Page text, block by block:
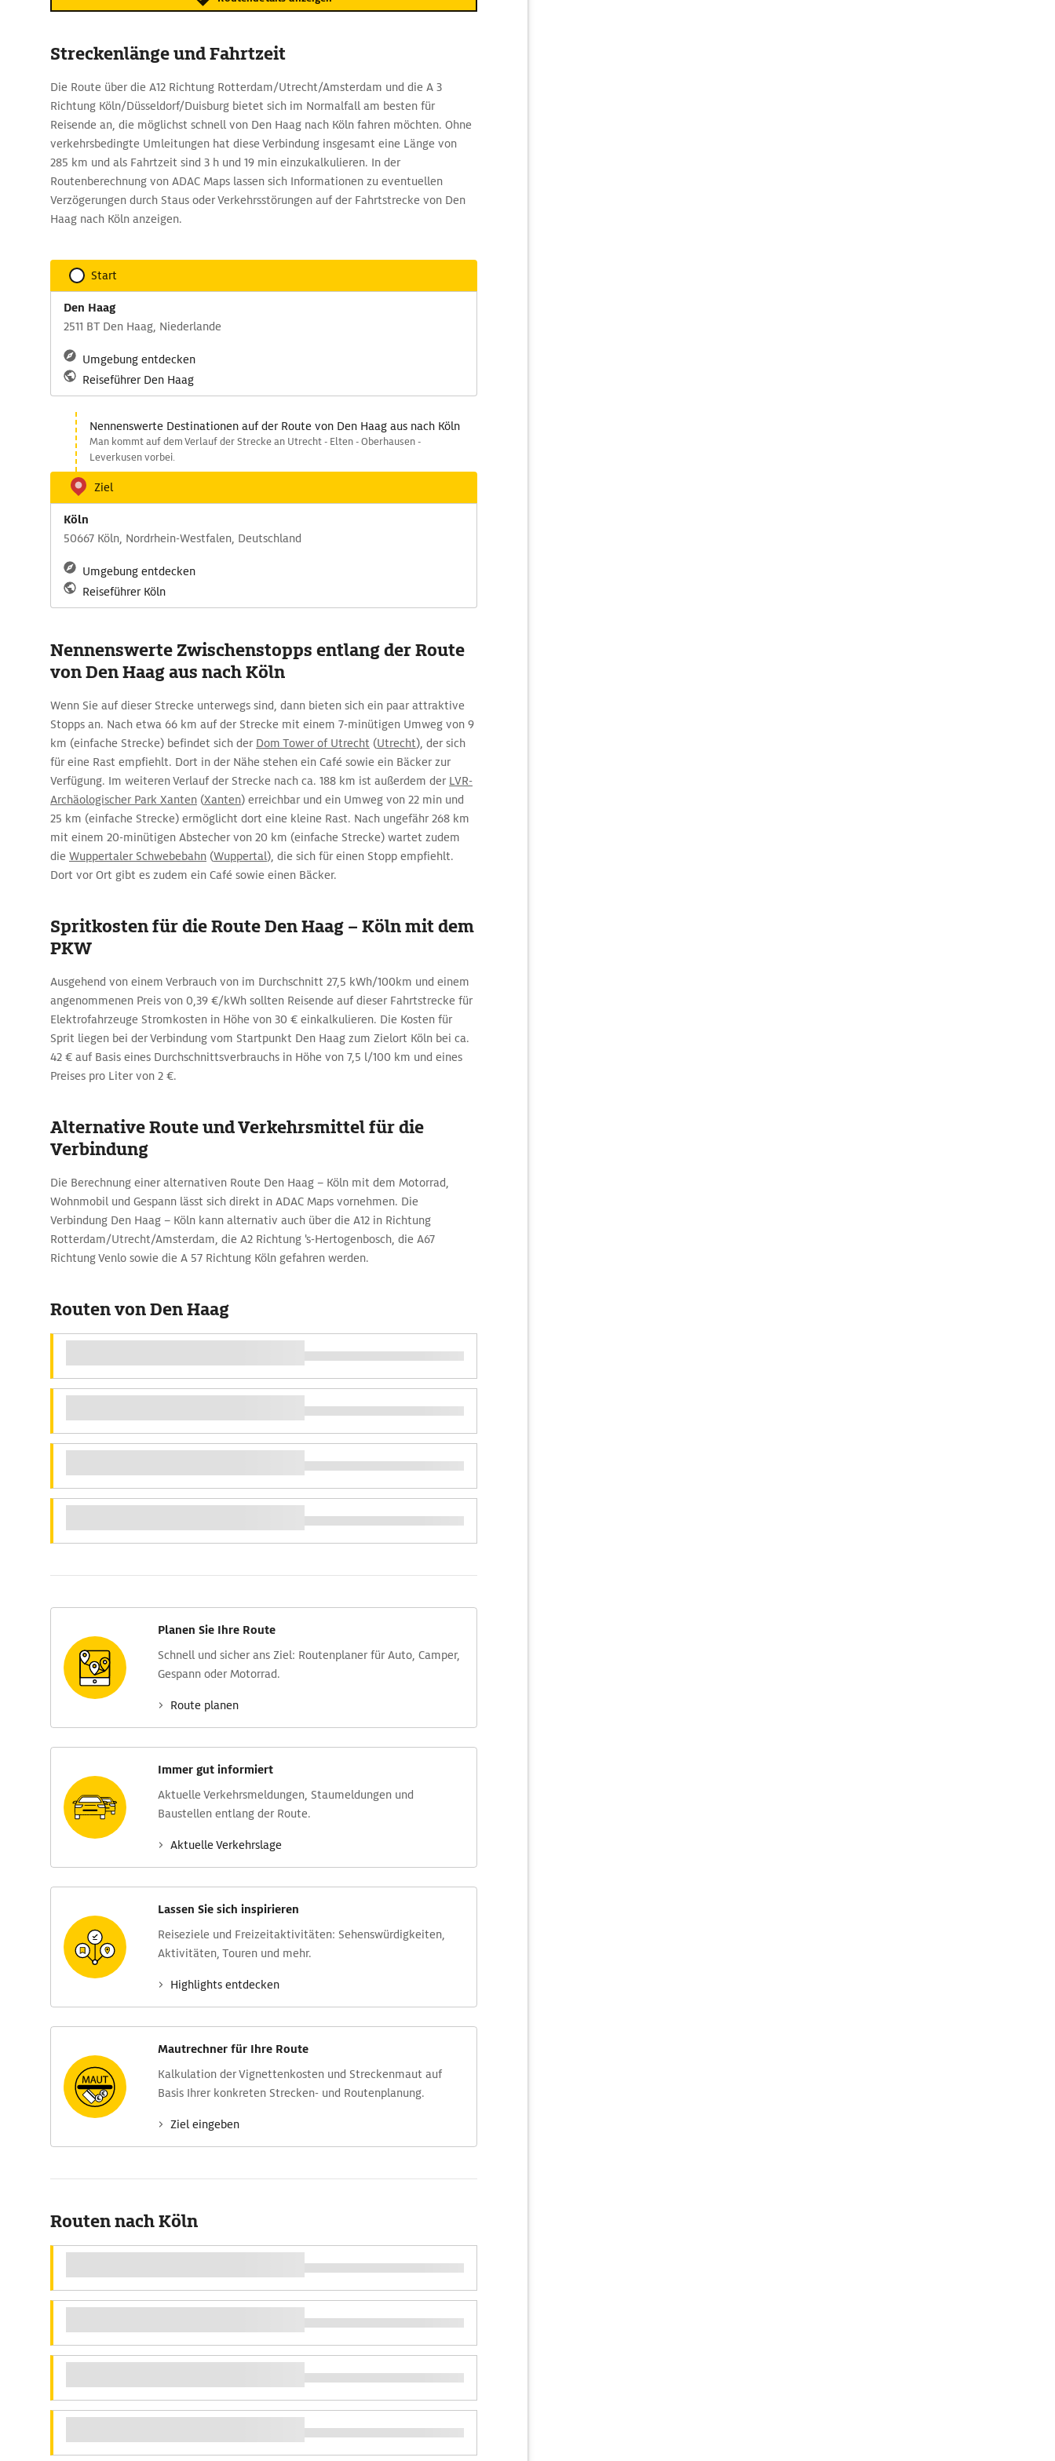
Streckenlänge und Fahrtzeit
Die Route über die A12 Richtung Rotterdam/Utrecht/Amsterdam und die A 3
Richtung Köln/Düsseldorf/Duisburg bietet sich im Normalfall am besten für
Reisende an, die möglichst schnell von Den Haag nach Köln fahren möchten. Ohne
verkehrsbedingte Umleitungen hat diese Verbindung insgesamt eine Länge von
285 km und als Fahrtzeit sind 3 h und 19 min einzukalkulieren. In der
Routenberechnung von ADAC Maps lassen sich Informationen zu eventuellen
Verzögerungen durch Staus oder Verkehrsstörungen auf der Fahrtstrecke von Den
Haag nach Köln anzeigen.
Start
Den Haag
2511 BT Den Haag, Niederlande
Umgebung entdecken
Reiseführer Den Haag
Nennenswerte Destinationen auf der Route von Den Haag aus nach Köln
Man kommt auf dem Verlauf der Strecke an Utrecht - Elten - Oberhausen -
Leverkusen vorbei.
Ziel
Köln
50667 Köln, Nordrhein-Westfalen, Deutschland
Umgebung entdecken
Reiseführer Köln
Nennenswerte Zwischenstopps entlang der Route
von Den Haag aus nach Köln
Wenn Sie auf dieser Strecke unterwegs sind, dann bieten sich ein paar attraktive
Stopps an. Nach etwa 66 km auf der Strecke mit einem 7-minütigen Umweg von 9
km (einfache Strecke) befindet sich der Dom Tower of Utrecht (Utrecht), der sich
für eine Rast empfiehlt. Dort in der Nähe stehen ein Café sowie ein Bäcker zur
Verfügung. Im weiteren Verlauf der Strecke nach ca. 188 km ist außerdem der LVR-
Archäologischer Park Xanten (Xanten) erreichbar und ein Umweg von 22 min und
25 km (einfache Strecke) ermöglicht dort eine kleine Rast. Nach ungefähr 268 km
mit einem 20-minütigen Abstecher von 20 km (einfache Strecke) wartet zudem
die Wuppertaler Schwebebahn (Wuppertal), die sich für einen Stopp empfiehlt.
Dort vor Ort gibt es zudem ein Café sowie einen Bäcker.
Spritkosten für die Route Den Haag – Köln mit dem
PKW
Ausgehend von einem Verbrauch von im Durchschnitt 27,5 kWh/100km und einem
angenommenen Preis von 0,39 €/kWh sollten Reisende auf dieser Fahrtstrecke für
Elektrofahrzeuge Stromkosten in Höhe von 30 € einkalkulieren. Die Kosten für
Sprit liegen bei der Verbindung vom Startpunkt Den Haag zum Zielort Köln bei ca.
42 € auf Basis eines Durchschnittsverbrauchs in Höhe von 7,5 l/100 km und eines
Preises pro Liter von 2 €.
Alternative Route und Verkehrsmittel für die
Verbindung
Die Berechnung einer alternativen Route Den Haag – Köln mit dem Motorrad,
Wohnmobil und Gespann lässt sich direkt in ADAC Maps vornehmen. Die
Verbindung Den Haag – Köln kann alternativ auch über die A12 in Richtung
Rotterdam/Utrecht/Amsterdam, die A2 Richtung 's-Hertogenbosch, die A67
Richtung Venlo sowie die A 57 Richtung Köln gefahren werden.
Routen von Den Haag
Planen Sie Ihre Route
Schnell und sicher ans Ziel: Routen­planer für Auto, Camper,
Gespann oder Motorrad.
Route planen
Immer gut informiert
Aktuelle Verkehrs­meldungen, Stau­meldungen und
Baustellen entlang der Route.
Aktuelle Verkehrs­lage
Lassen Sie sich inspirieren
Reise­ziele und Freizeit­aktivitäten: Sehens­würdig­keiten,
Aktivitäten, Touren und mehr.
Highlights entdecken
Mautrechner für Ihre Route
Kalkulation der Vignettenkosten und Streckenmaut auf
Basis Ihrer konkreten Strecken- und Routenplanung.
Ziel eingeben
Routen nach Köln